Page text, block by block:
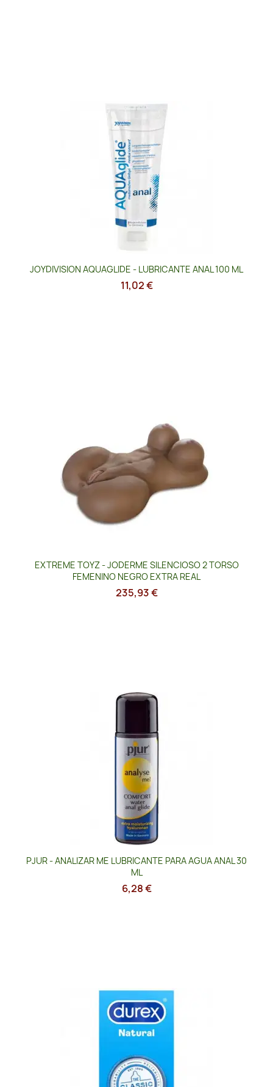
JOYDIVISION AQUAGLIDE - LUBRICANTE ANAL 100 ML
11,02 €
EXTREME TOYZ - JODERME SILENCIOSO 2 TORSO
FEMENINO NEGRO EXTRA REAL
235,93 €
PJUR - ANALIZAR ME LUBRICANTE PARA AGUA ANAL 30
ML
6,28 €